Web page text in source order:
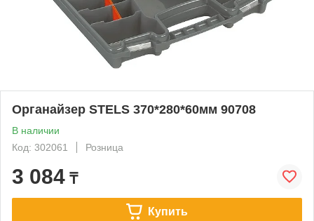
Органайзер STELS 370*280*60мм 90708
В наличии
Код: 302061
Розница
3 084 ₸
Купить